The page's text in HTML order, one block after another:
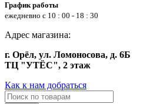
График работы
ежедневно с 10 : 00 - 18 : 30
Адрес магазина:
г. Орёл, ул. Ломоносова, д. 6Б
ТЦ "УТЁС", 2 этаж
Как к нам добраться